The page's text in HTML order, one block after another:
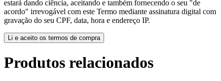
estará dando ciência, aceitando e também fornecendo o seu "de
acordo" irrevogável com este Termo mediante assinatura digital com
gravação do seu CPF, data, hora e endereço IP.
Li e aceito os termos de compra
Produtos relacionados